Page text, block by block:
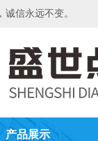
信永远不变。
产品展示